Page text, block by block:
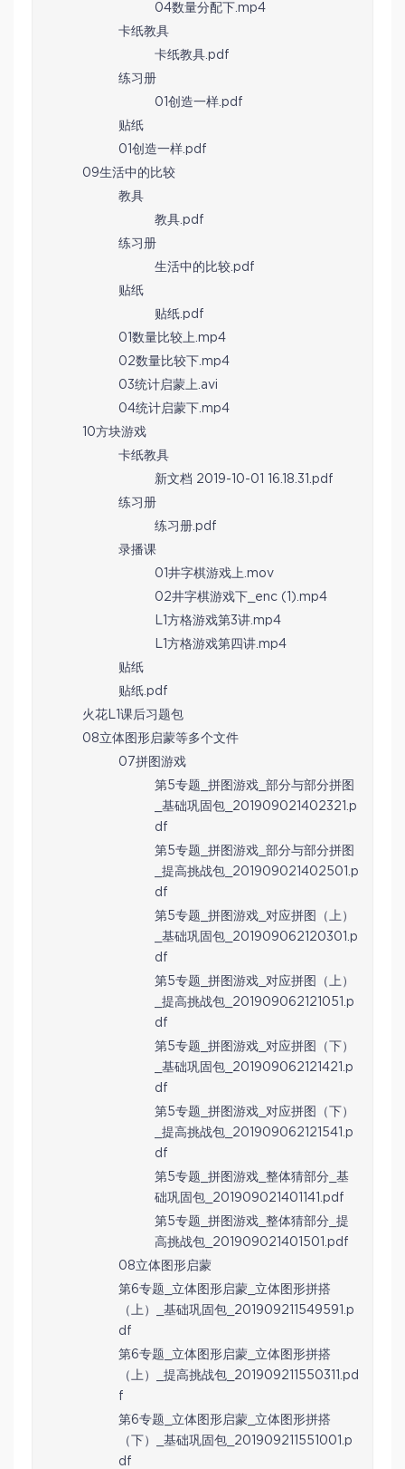
04数量分配下.mp4
卡纸教具
卡纸教具.pdf
练习册
01创造一样.pdf
贴纸
01创造一样.pdf
09生活中的比较
教具
教具.pdf
练习册
生活中的比较.pdf
贴纸
贴纸.pdf
01数量比较上.mp4
02数量比较下.mp4
03统计启蒙上.avi
04统计启蒙下.mp4
10方块游戏
卡纸教具
新文档 2019-10-01 16.18.31.pdf
练习册
练习册.pdf
录播课
01井字棋游戏上.mov
02井字棋游戏下_enc (1).mp4
L1方格游戏第3讲.mp4
L1方格游戏第四讲.mp4
贴纸
贴纸.pdf
火花L1课后习题包
08立体图形启蒙等多个文件
07拼图游戏
第5专题_拼图游戏_部分与部分拼图
_基础巩固包_201909021402321.p
df
第5专题_拼图游戏_部分与部分拼图
_提高挑战包_201909021402501.p
df
第5专题_拼图游戏_对应拼图（上）
_基础巩固包_201909062120301.p
df
第5专题_拼图游戏_对应拼图（上）
_提高挑战包_201909062121051.p
df
第5专题_拼图游戏_对应拼图（下）
_基础巩固包_201909062121421.p
df
第5专题_拼图游戏_对应拼图（下）
_提高挑战包_201909062121541.p
df
第5专题_拼图游戏_整体猜部分_基
础巩固包_201909021401141.pdf
第5专题_拼图游戏_整体猜部分_提
高挑战包_201909021401501.pdf
08立体图形启蒙
第6专题_立体图形启蒙_立体图形拼搭
（上）_基础巩固包_201909211549591.p
df
第6专题_立体图形启蒙_立体图形拼搭
（上）_提高挑战包_201909211550311.pd
f
第6专题_立体图形启蒙_立体图形拼搭
（下）_基础巩固包_201909211551001.p
df